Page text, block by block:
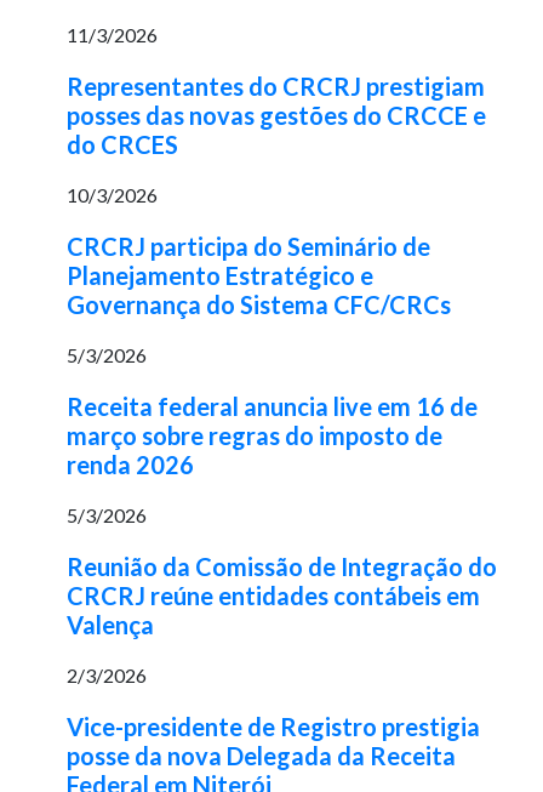
11/3/2026
Representantes do CRCRJ prestigiam
posses das novas gestões do CRCCE e
do CRCES
10/3/2026
CRCRJ participa do Seminário de
Planejamento Estratégico e
Governança do Sistema CFC/CRCs
5/3/2026
Receita federal anuncia live em 16 de
março sobre regras do imposto de
renda 2026
5/3/2026
Reunião da Comissão de Integração do
CRCRJ reúne entidades contábeis em
Valença
2/3/2026
Vice-presidente de Registro prestigia
posse da nova Delegada da Receita
Federal em Niterói